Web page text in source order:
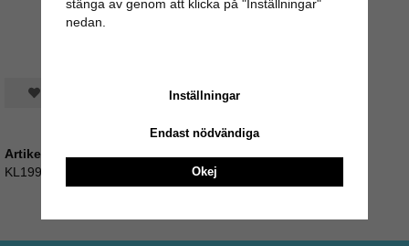
Spara som favorit
Artikelnummer:
KL199_03409-3
stänga av genom att klicka på "Inställningar"
nedan.
Inställningar
Endast nödvändiga
Okej